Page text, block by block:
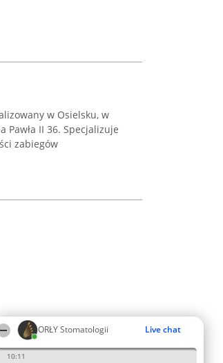
ORŁY Stomatologii Live chat
10:11
w Osielsku, w
Pawła II 36. Specjalizuje
zabiegów